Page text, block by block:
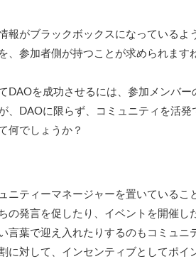
報がブラックボックスになっているよ
、参加者側が持つことが求められます
DAOを成功させるには、参加メンバ
、DAOに限らず、コミュニティを活
何でしょうか？
ニティーマネージャーを置いているこ
の発言を促したり、イベントを開催
言葉で迎え入れたりするのもコミュニ
に対して、インセンティブとしてポイ